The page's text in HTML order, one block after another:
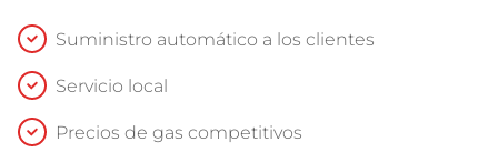
Suministro automático a los clientes
Servicio local
Precios de gas competitivos